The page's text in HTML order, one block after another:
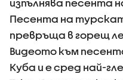
изпълнява песента
Песента на
превръща в горещ
Видеото към
Куба и е сред най-